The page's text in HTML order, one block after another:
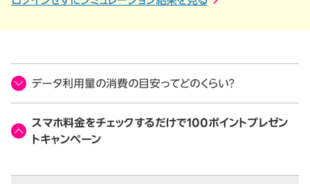
データ利用量の消費の目安ってどのくらい？
スマホ料金をチェックするだけで100ポイントプレゼン
トキャンペーン